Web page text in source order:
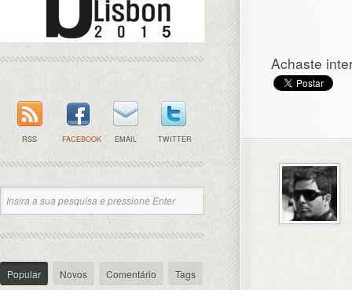
Achaste
RSS FACEBOOK EMAIL TWITTER
Popular Novos Comentário Tags